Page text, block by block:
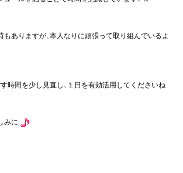
ありますが、本人なりに頑張って取り組んでいるよ
時間を少し見直し、１日を有効活用してくださいね
みに